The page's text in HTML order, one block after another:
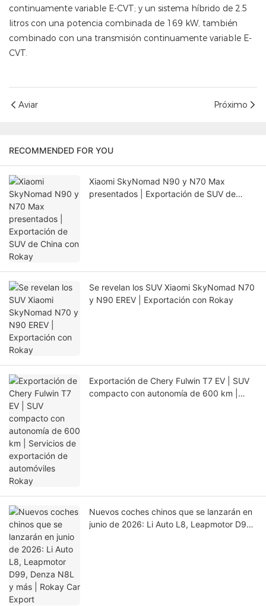
continuamente variable E-CVT; y un sistema híbrido de 2.5
litros con una potencia combinada de 169 kW, también
combinado con una transmisión continuamente variable E-
CVT.
Aviar Próximo
RECOMMENDED FOR YOU
Xiaomi SkyNomad N90 y N70 Max
presentados | Exportación de SUV de
Se revelan los SUV Xiaomi SkyNomad N70
y N90 EREV | Exportación con Rokay
Exportación de Chery Fulwin T7 EV | SUV
compacto con autonomía de 600 km |
Nuevos coches chinos que se lanzarán en
junio de 2026: Li Auto L8, Leapmotor D99,